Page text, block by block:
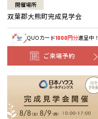
開催場所
双葉郡大熊町完成見学会
QUOカード1000円分進呈中！
ご来場予約